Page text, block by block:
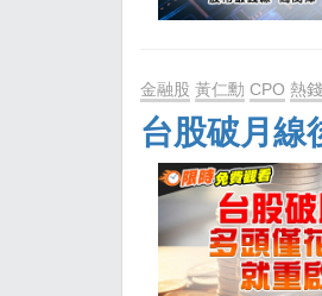
金融股 黃仁勳 CPO 熱錢
台股破月線